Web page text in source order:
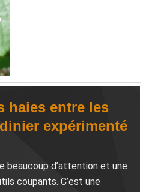
haies entre les
expérimenté
beaucoup d’attention et une
coupants. C’est une